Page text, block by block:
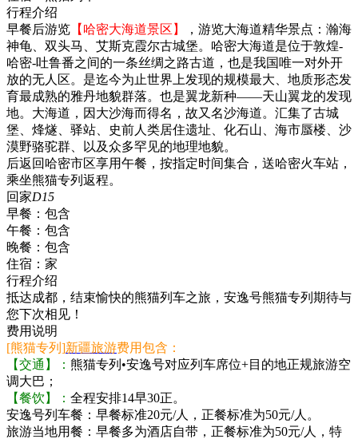
行程介绍
早餐后游览 【哈密大海道景区】
，游览大海道精华景点：瀚海
神龟、双头马、艾斯克霞尔古城堡。哈密大海道是位于敦煌-
哈密-吐鲁番之间的一条丝绸之路古道，也是我国唯一对外开
放的无人区。是迄今为止世界上发现的规模最大、地质形态发
育最成熟的雅丹地貌群落。也是翼龙新种——天山翼龙的发现
地。大海道，因大沙海而得名，故又名沙海道。汇集了古城
堡、烽燧、驿站、史前人类居住遗址、化石山、海市蜃楼、沙
漠野骆驼群、以及众多罕见的地理地貌。
后返回哈密市区享用午餐，按指定时间集合，送哈密火车站，
乘坐熊猫专列返程。
回家D15
早餐： 包含
午餐： 包含
晚餐： 包含
住宿： 家
行程介绍
抵达成都，结束愉快的熊猫列车之旅，安逸号熊猫专列期待与
您下次相见！
费用说明
[熊猫专列]新疆旅游费用包含：
【交通】： 熊猫专列•安逸号对应列车席位+目的地正规旅游空
调大巴；
【餐饮】： 全程安排14早30正。
安逸号列车餐：早餐标准20元/人，正餐标准为50元/人。
旅游当地用餐：早餐多为酒店自带，正餐标准为50元/人，特